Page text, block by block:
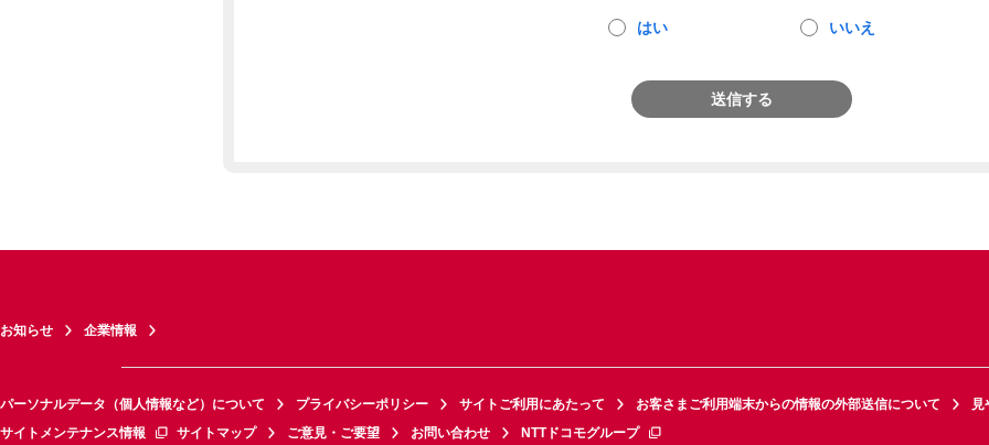
はい いいえ
送信する
お知らせ 企業情報
パーソナルデータ（個人情報など）について プライバシーポリシー サイトご利用にあたって お客さまご利用端末からの情報の外部送信について
見
サイトメンテナンス情報
サイトマップ ご意見・ご要望 お問い合わせ NTTドコモグループ